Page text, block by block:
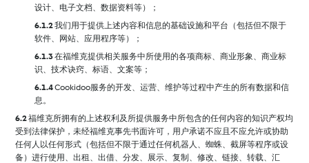
设计、电子文档、数据资料等）；
6.1.2我们用于提供上述内容和信息的基础设施和平台（包括但不限于
软件、网站、应用程序等）；
6.1.3在福维克提供相关服务中所使用的各项商标、商业形象、商业标
识、技术诀窍、标语、文案等；
6.1.4Cookidoo服务的开发、运营、维护等过程中产生的所有数据和信
息。
6.2福维克所拥有的上述权利及所提供服务中所包含的任何内容的知识产权均
受到法律保护，未经福维克事先书面许可，用户承诺不应且不应允许或协助
任何人以任何形式（包括但不限于通过任何机器人、蜘蛛、截屏等程序或设
备）进行使用、出租、出借、分发、展示、复制、修改、链接、转载、汇